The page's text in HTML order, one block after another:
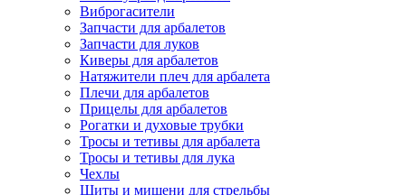
Виброгасители
Запчасти для арбалетов
Запчасти для луков
Киверы для арбалетов
Натяжители плеч для арбалета
Плечи для арбалетов
Прицелы для арбалетов
Рогатки и духовые трубки
Тросы и тетивы для арбалета
Тросы и тетивы для лука
Чехлы
Щиты и мишени для стрельбы